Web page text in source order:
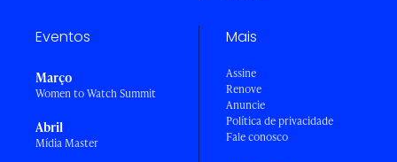
Eventos
Março
Women to Watch Summit
Abril
Mídia Master
Mais
Assine
Renove
Anuncie
Política de privacidade
Fale conosco